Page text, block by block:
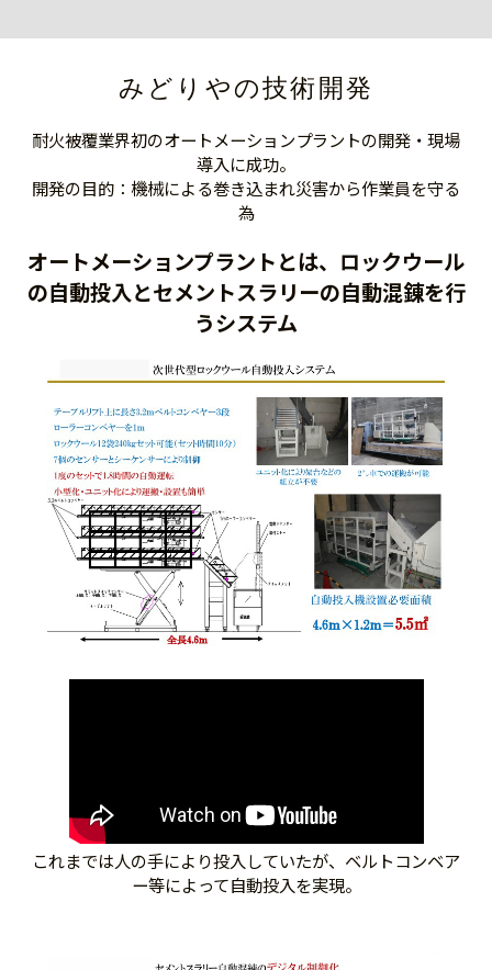
みどりやの技術開発
耐火被覆業界初のオートメーションプラントの開発・現場
導入に成功。
開発の目的：機械による巻き込まれ災害から作業員を守る
為
オートメーションプラントとは、ロックウール
の自動投入とセメントスラリーの自動混錬を行
うシステム
これまでは人の手により投入していたが、ベルトコンベア
ー等によって自動投入を実現。